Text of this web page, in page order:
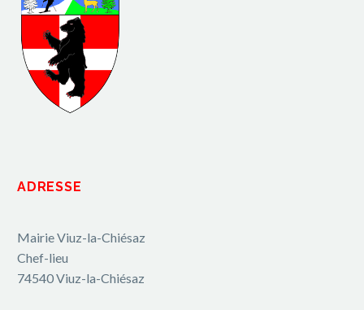
ADRESSE
Mairie Viuz-la-Chiésaz
Chef-lieu
74540 Viuz-la-Chiésaz